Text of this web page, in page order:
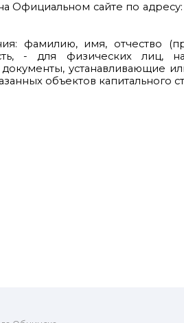
Официальном сайте по адресу:
фамилию, имя, отчество
- для физических лиц,
устанавливающие
объектов капитального